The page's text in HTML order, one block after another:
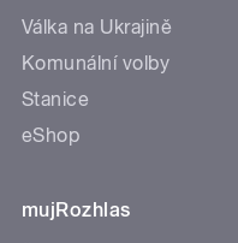
Válka na Ukrajině
Komunální volby
Stanice
eShop
mujRozhlas